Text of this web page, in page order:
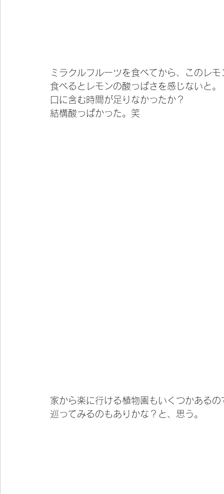
ミラクルフルーツを食べてから、このレ
食べるとレモンの酸っぱさを感じないと。
口に含む時間が足りなかったか？
結構酸っぱかった。笑
家から楽に行ける植物園もいくつかあるの
巡ってみるのもありかな？と、思う。